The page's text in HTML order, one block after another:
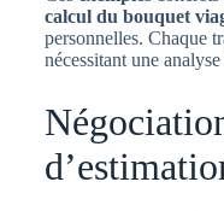
calcul du bouquet
personnelles. Chaque
nécessitant une